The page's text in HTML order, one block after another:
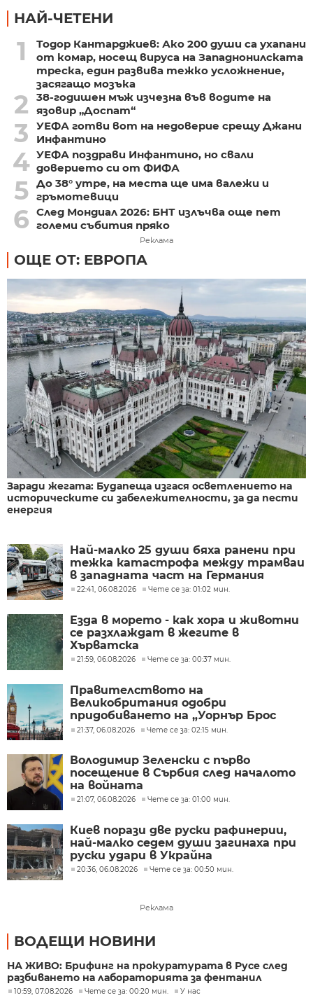
НАЙ-ЧЕТЕНИ
1
Тодор Кантарджиев: Ако 200 души са ухапани
от комар, носещ вируса на Западнонилската
треска, един развива тежко усложнение,
засягащо мозъка
2
38-годишен мъж изчезна във водите на
язовир „Доспат“
3
УЕФА готви вот на недоверие срещу Джани
Инфантино
4 УЕФА поздрави Инфантино, но свали
доверието си от ФИФА
5 До 38° утре, на места ще има валежи и
гръмотевици
6 След Мондиал 2026: БНТ излъчва още пет
големи събития пряко
Реклама
ОЩЕ ОТ: ЕВРОПА
Заради жегата: Будапеща изгася осветлението на
историческите си забележителности, за да пести
енергия
Най-малко 25 души бяха ранени при
тежка катастрофа между трамваи
в западната част на Германия
22:41, 06.08.2026 Чете се за: 01:02 мин.
Езда в морето - как хора и животни
се разхлаждат в жегите в
Хърватска
21:59, 06.08.2026 Чете се за: 00:37 мин.
Правителството на
Великобритания одобри
придобиването на „Уорнър Брос
Дискавъри“ от „Парамаунт“ за 110
21:37, 06.08.2026 Чете се за: 02:15 мин.
Володимир Зеленски с първо
посещение в Сърбия след началото
на войната
21:07, 06.08.2026 Чете се за: 01:00 мин.
Киев порази две руски рафинерии,
най-малко седем души загинаха при
руски удари в Украйна
20:36, 06.08.2026 Чете се за: 00:50 мин.
Реклама
ВОДЕЩИ НОВИНИ
НА ЖИВО: Брифинг на прокуратурата в Русе след
разбиването на лабораторията за фентанил
10:59, 07.08.2026 Чете се за: 00:20 мин. У нас